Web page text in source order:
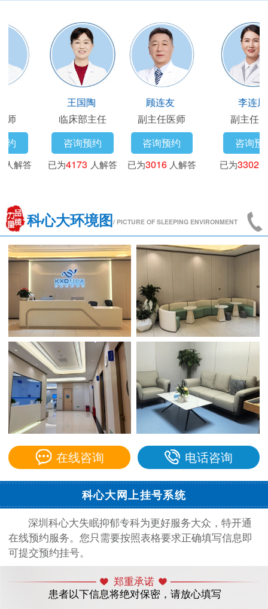
主任医师
咨询预约
已为 3718 人解答
王国陶
临床部主任
咨询预约
已为 4173人解答
副主任医师
已为 人解答
科心大环境图/ PICTURE OF SLEEPING ENVIRONMENT
在线咨询 电话咨询
科心大网上挂号系统
深圳科心大失眠抑郁专科为更好服务大众，特开通
在线预约服务。您只需要按照表格要求正确填写信息即
可提交预约挂号。
郑重承诺
患者以下信息将绝对保密，请放心填写